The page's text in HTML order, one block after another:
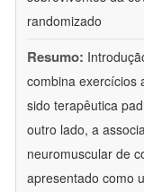
randomizado
Resumo:
combina exercícios
sido terapêutica
outro lado, a
neuromuscular de
apresentado como